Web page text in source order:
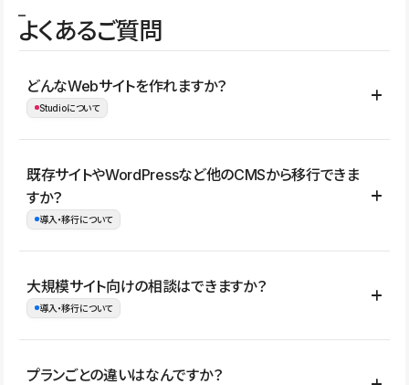
よくあるご質問
どんなWebサイトを作れますか？
Studioについて
コーポレートサイト、サービスサイト、LP、採用サイト、ブロ
グ・メディア、イベントサイト、店舗・商品紹介サイト、ポートフ
ォリオなど幅広く制作できます。
既存サイトやWordPressなど他のCMSから移行できま
すか？
導入・移行について
はい。既存サイトの構成やコンテンツ、URLを整理したうえで、
Studio上に再構築する形で移行できます。 WordPressの場合は、
イト全体のデザインや設定がそのまま移行されるわけではないた
大規模サイト向けの相談はできますか？
導入・移行について
はい。アクセス規模が大きいサイトや、複数部門での運用、権限管
プランごとの違いはなんですか？